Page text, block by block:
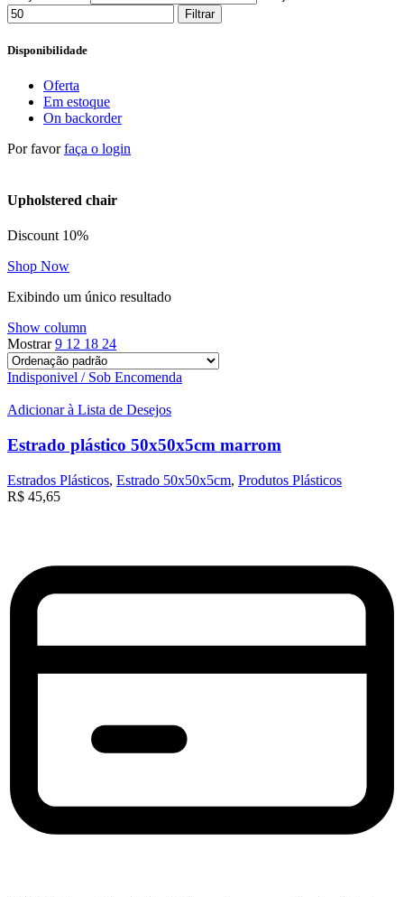
Filtrar
Disponibilidade
Oferta
Em estoque
On backorder
Por favorfaça o login
Upholstered chair
Discount 10%
Shop Now
Exibindo um único resultado
Show column
Mostrar9 12 18 24
Indisponivel / Sob Encomenda
Adicionar à Lista de Desejos
Estrado plástico 50x50x5cm marrom
Estrados Plásticos, Estrado 50x50x5cm, Produtos Plásticos
R$ 45,65